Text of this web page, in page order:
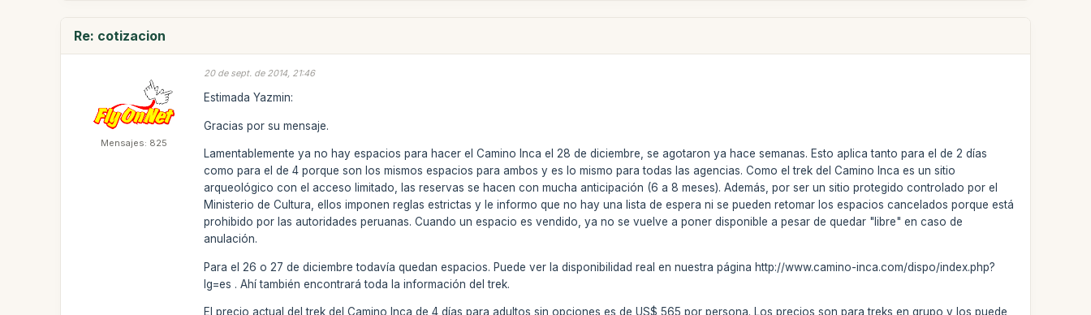
Re: cotizacion
Mensajes: 825
20 de sept. de 2014, 21:46
Estimada Yazmin:
Gracias por su mensaje.
Lamentablemente ya no hay espacios para hacer el Camino Inca el 28 de diciembre, se agotaron ya hace semanas. Esto aplica tanto para el de 2 días
como para el de 4 porque son los mismos espacios para ambos y es lo mismo para todas las agencias. Como el trek del Camino Inca es un sitio
arqueológico con el acceso limitado, las reservas se hacen con mucha anticipación (6 a 8 meses). Además, por ser un sitio protegido controlado por el
Ministerio de Cultura, ellos imponen reglas estrictas y le informo que no hay una lista de espera ni se pueden retomar los espacios cancelados porque está
prohibido por las autoridades peruanas. Cuando un espacio es vendido, ya no se vuelve a poner disponible a pesar de quedar "libre" en caso de
anulación.
Para el 26 o 27 de diciembre todavía quedan espacios. Puede ver la disponibilidad real en nuestra página http://www.camino-inca.com/dispo/index.php?
lg=es . Ahí también encontrará toda la información del trek.
El precio actual del trek del Camino Inca de 4 días para adultos sin opciones es de US$ 565 por persona. Los precios son para treks en grupo y los puede